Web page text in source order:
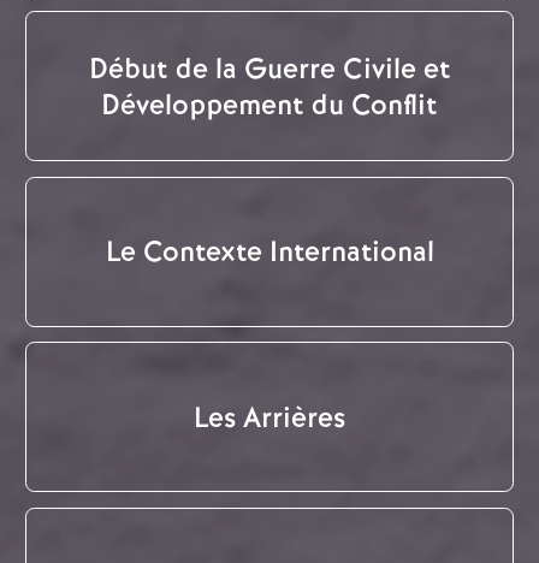
Début de la Guerre Civile et
Développement du Conflit
Le Contexte International
Les Arrières